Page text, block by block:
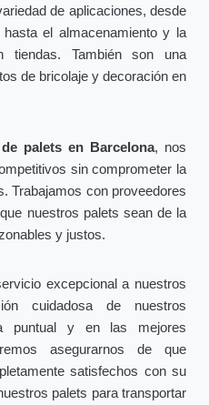
de aplicaciones, desde
el almacenamiento y la
tiendas. También son una
de bricolaje y decoración en
palets en Barcelona, nos
sin comprometer la
Trabajamos con proveedores
nuestros palets sean de la
y justos.
excepcional a nuestros
cuidadosa de nuestros
puntual y en las mejores
asegurarnos de que
satisfechos con su
palets para transportar